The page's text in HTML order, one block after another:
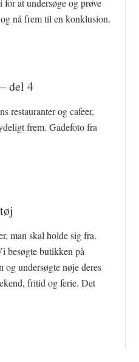
at undersøge og prøve
nå frem til en konklusion.
del 4
restauranter og cafeer,
frem. Gadefoto fra
man skal holde sig fra.
besøgte butikken på
undersøgte nøje deres
fritid og ferie. Det